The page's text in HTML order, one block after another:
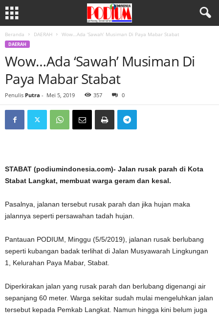
Beranda DAERAH Wow…Ada ‘Sawah’ Musiman Di Paya Mabar Stabat
DAERAH
Wow…Ada ‘Sawah’ Musiman Di
Paya Mabar Stabat
Penulis Putra - Mei 5, 2019 357 0
STABAT (podiumindonesia.com)- Jalan rusak parah di Kota
Stabat Langkat, membuat warga geram dan kesal.
Pasalnya, jalanan tersebut rusak parah dan jika hujan maka
jalannya seperti persawahan tadah hujan.
Pantauan PODIUM, Minggu (5/5/2019), jalanan rusak berlubang
seperti kubangan badak terlihat di Jalan Musyawarah Lingkungan
1, Kelurahan Paya Mabar, Stabat.
Diperkirakan jalan yang rusak parah dan berlubang digenangi air
sepanjang 60 meter. Warga sekitar sudah mulai mengeluhkan jalan
tersebut kepada Pemkab Langkat. Namun hingga kini belum juga